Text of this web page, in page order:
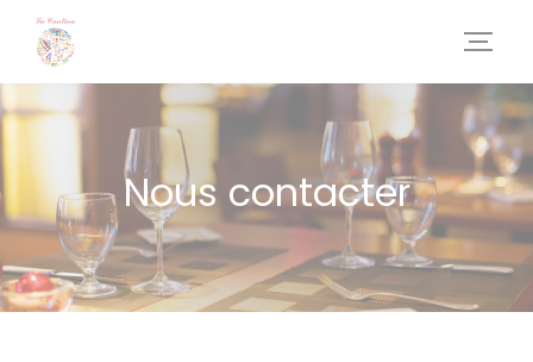
Personnalisation de vos choix en matière de cookies
Nous contacter